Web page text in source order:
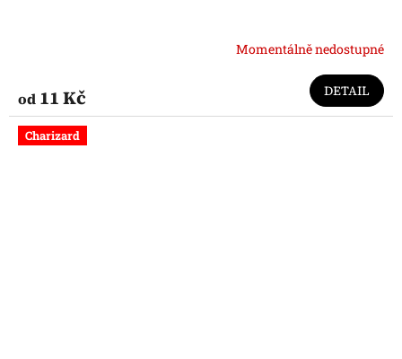
Momentálně nedostupné
od 11 Kč DETAIL
Charizard